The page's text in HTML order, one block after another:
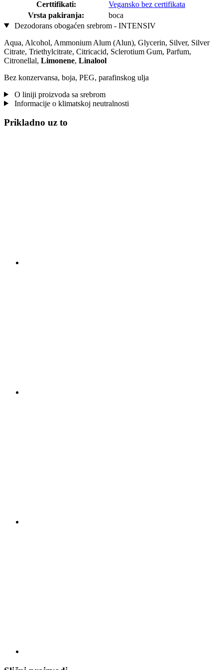
Certtifikati:
Vegansko bez certifikata
Vrsta pakiranja:
boca
Dezodorans obogaćen srebrom - INTENSIV
Aqua, Alcohol, Ammonium Alum (Alun), Glycerin, Silver, Silver
Citrate, Triethylcitrate, Citricacid, Sclerotium Gum, Parfum,
Citronellal, Limonene, Linalool
Bez konzervansa, boja, PEG, parafinskog ulja
O liniji proizvoda sa srebrom
Informacije o klimatskoj neutralnosti
Prikladno uz to